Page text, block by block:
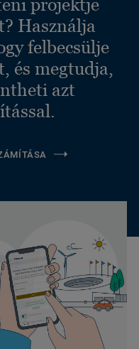
projektje
Használja
felbecsülje
és megtudja,
azt